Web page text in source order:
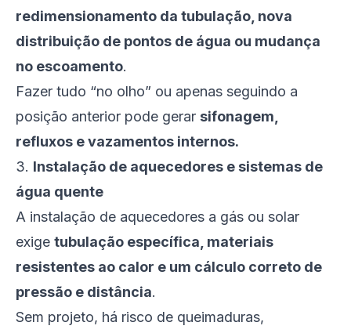
redimensionamento da tubulação, nova
distribuição de pontos de água ou mudança
no escoamento.
Fazer tudo “no olho” ou apenas seguindo a
posição anterior pode gerar sifonagem,
refluxos e vazamentos internos.
3. Instalação de aquecedores e sistemas de
água quente
A instalação de aquecedores a gás ou solar
exige tubulação específica, materiais
resistentes ao calor e um cálculo correto de
pressão e distância.
Sem projeto, há risco de queimaduras,